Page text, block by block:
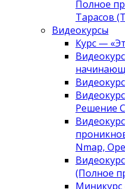
Полное
Тарасов
Видеокурсы
Курс —
Решение
Nmap,
(Полное
Миникурс